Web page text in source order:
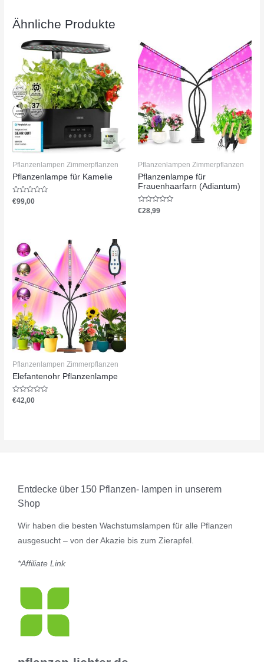
Ähnliche Produkte
Pflanzenlampen Zimmerpflanzen
Pflanzenlampe für Kamelie
Bewertet
mit
€99,00
Pflanzenlampen Zimmerpflanzen
Pflanzenlampe für
Frauenhaarfarn (Adiantum)
Bewertet
mit
€28,99
Pflanzenlampen Zimmerpflanzen
Elefantenohr Pflanzenlampe
Bewertet
mit
€42,00
Entdecke über 150 Pflanzen- lampen in unserem
Shop
Wir haben die besten Wachstumslampen für alle Pflanzen
ausgesucht – von der Akazie bis zum Zierapfel.
*Affiliate Link